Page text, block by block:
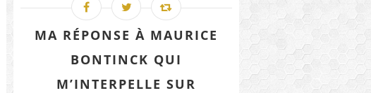
MA RÉPONSE À MAURICE
BONTINCK QUI
M’INTERPELLE SUR